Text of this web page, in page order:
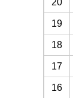
20
19
18
17
16